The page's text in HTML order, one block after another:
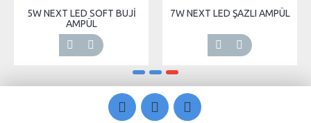
5W NEXT LED SOFT BUJİ
AMPÜL
7W NEXT LED ŞAZLI AMPÜL